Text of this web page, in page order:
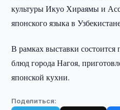
культуры Икуо Хираямы и
японского языка в
В рамках выставки
блюд города Нагоя,
японской кухни.
Поделиться: